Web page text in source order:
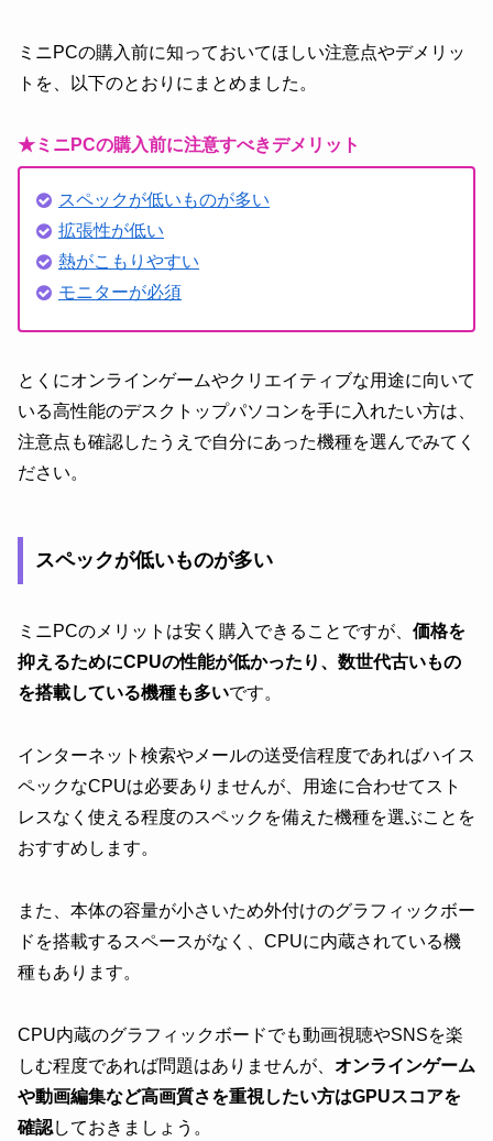
ミニPCの購入前に知っておいてほしい注意点やデメリッ
トを、以下のとおりにまとめました。
★ミニPCの購入前に注意すべきデメリット
スペックが低いものが多い
拡張性が低い
熱がこもりやすい
モニターが必須
とくにオンラインゲームやクリエイティブな用途に向いて
いる高性能のデスクトップパソコンを手に入れたい方は、
注意点も確認したうえで自分にあった機種を選んでみてく
ださい。
スペックが低いものが多い
ミニPCのメリットは安く購入できることですが、 価格を
抑えるためにCPUの性能が低かったり、数世代古いもの
を搭載している機種も多いです。
インターネット検索やメールの送受信程度であればハイス
ペックなCPUは必要ありませんが、用途に合わせてスト
レスなく使える程度のスペックを備えた機種を選ぶことを
おすすめします。
また、本体の容量が小さいため外付けのグラフィックボー
ドを搭載するスペースがなく、CPUに内蔵されている機
種もあります。
CPU内蔵のグラフィックボードでも動画視聴やSNSを楽
しむ程度であれば問題はありませんが、 オンラインゲーム
や動画編集など高画質さを重視したい方はGPUスコアを
確認しておきましょう。